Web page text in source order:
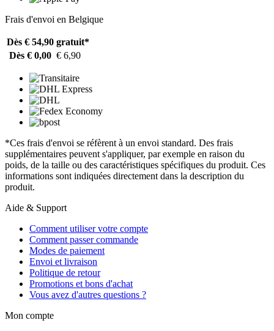
Frais d'envoi en Belgique
Dès € 54,90 gratuit*
Dès € 0,00 € 6,90
*Ces frais d'envoi se réfèrent à un envoi standard. Des frais
supplémentaires peuvent s'appliquer, par exemple en raison du
poids, de la taille ou des caractéristiques spécifiques du produit. Ces
informations sont indiquées directement dans la description du
produit.
Aide & Support
Comment utiliser votre compte
Comment passer commande
Modes de paiement
Envoi et livraison
Politique de retour
Promotions et bons d'achat
Vous avez d'autres questions ?
Mon compte